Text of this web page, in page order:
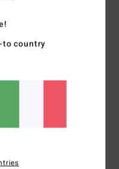
Acquisto verificato
to country